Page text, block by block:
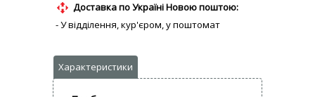
Доставка по Україні Новою поштою:
- У відділення, кур'єром, у поштомат